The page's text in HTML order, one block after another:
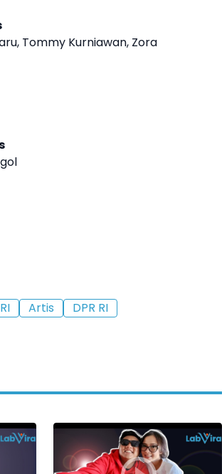
Tommy Kurniawan, Zora
Artis DPR RI